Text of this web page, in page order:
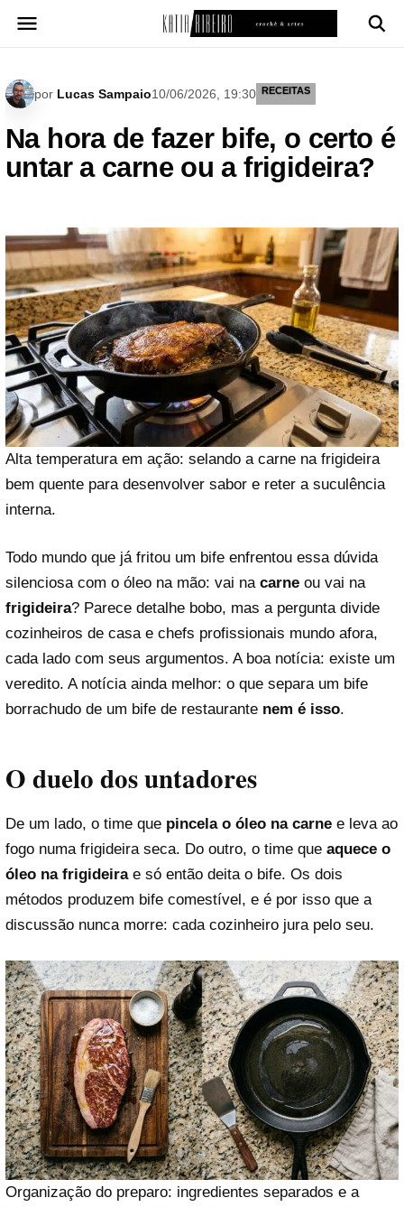
para
por Lucas Sampaio10/06/2026, 19:30 RECEITAS
Na hora de fazer bife, o certo é
untar a carne ou a frigideira?
Alta temperatura em ação: selando a carne na frigideira
bem quente para desenvolver sabor e reter a suculência
interna.
Todo mundo que já fritou um bife enfrentou essa dúvida
silenciosa com o óleo na mão: vai na carne ou vai na
frigideira? Parece detalhe bobo, mas a pergunta divide
cozinheiros de casa e chefs profissionais mundo afora,
cada lado com seus argumentos. A boa notícia: existe um
veredito. A notícia ainda melhor: o que separa um bife
borrachudo de um bife de restaurante nem é isso.
O duelo dos untadores
De um lado, o time que pincela o óleo na carne e leva ao
fogo numa frigideira seca. Do outro, o time que aquece o
óleo na frigideirae só então deita o bife. Os dois
métodos produzem bife comestível, e é por isso que a
discussão nunca morre: cada cozinheiro jura pelo seu.
Organização do preparo: ingredientes separados e a